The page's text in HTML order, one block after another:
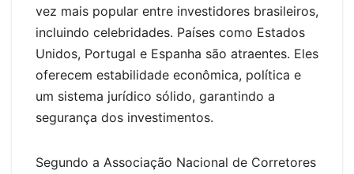
vez mais popular entre investidores brasileiros,
incluindo celebridades. Países como Estados
Unidos, Portugal e Espanha são atraentes. Eles
oferecem estabilidade econômica, política e
um sistema jurídico sólido, garantindo a
segurança dos investimentos.
Segundo a Associação Nacional de Corretores